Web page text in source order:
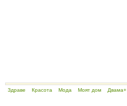
Здраве Красота Мода Моят дом Двама+